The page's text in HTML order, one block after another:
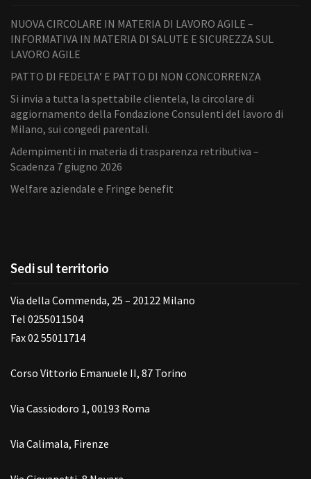
NUOVA CIRCOLARE IN MATERIA DI LAVORO AGILE –
INFORMATIVA IN MATERIA DI SALUTE E SICUREZZA SUL
LAVORO AGILE
PATTO DI FEDELTA’ E PATTO DI NON CONCORRENZA
Si invia a tutta la spettabile clientela, la circolare di
aggiornamento della Fondazione Consulenti del lavoro di
Milano, sui congedi parentali.
Adempimenti in materia di trasparenza retributiva –
Scadenza 7 giugno 2026
Welfare aziendale e Fringe benefit
Sedi sul territorio
Via della Commenda, 25 – 20122 Milano
Tel 0255011504
Fax 02 55011714
Corso Vittorio Emanuele II, 87 Torino
Via Cassiodoro 1, 00193 Roma
Via Calimala, Firenze